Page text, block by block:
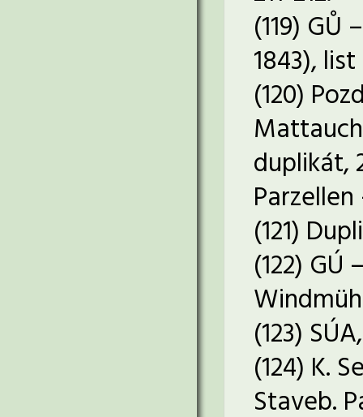
(119) GŮ
1843),
(120)
duplikát,
(121)
(122)
(123)
(124) K.
Staveb.